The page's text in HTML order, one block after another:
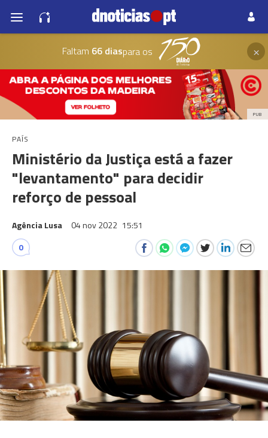
Faltam 66 diaspara os ×
PUB
PAÍS
Ministério da Justiça está a fazer
"levantamento" para decidir
reforço de pessoal
Agência Lusa 04 nov 2022 15:51
0